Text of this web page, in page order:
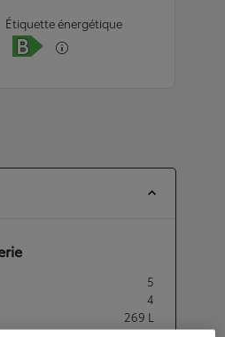
Étiquette énergétique
5
4
269 L